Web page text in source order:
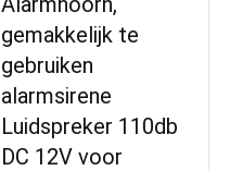
gemakkelijk te
gebruiken
alarmsirene
Luidspreker 110db
DC 12V voor